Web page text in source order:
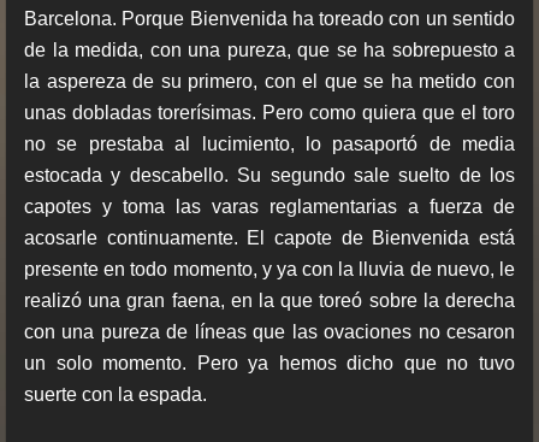
Barcelona. Porque Bienvenida ha toreado con un sentido
de la medida, con una pureza, que se ha sobrepuesto a
la aspereza de su primero, con el que se ha metido con
unas dobladas torerísimas. Pero como quiera que el toro
no se prestaba al lucimiento, lo pasaportó de media
estocada y descabello. Su segundo sale suelto de los
capotes y toma las varas reglamentarias a fuerza de
acosarle continuamente. El capote de Bienvenida está
presente en todo momento, y ya con la lluvia de nuevo, le
realizó una gran faena, en la que toreó sobre la derecha
con una pureza de líneas que las ovaciones no cesaron
un solo momento. Pero ya hemos dicho que no tuvo
suerte con la espada.